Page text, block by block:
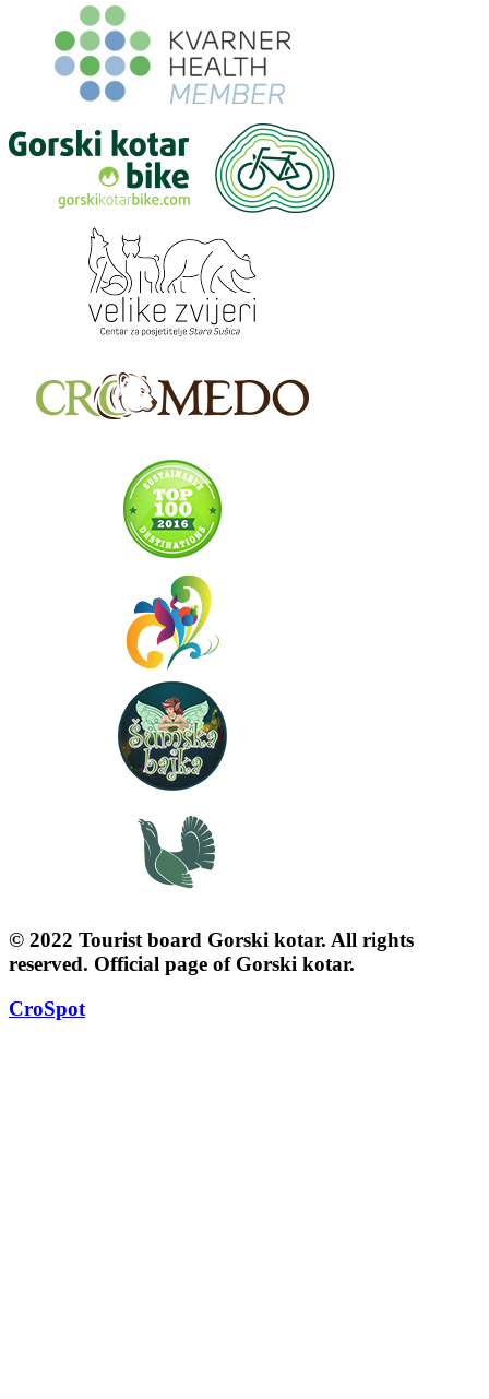
© 2022 Tourist board Gorski kotar. All rights
reserved. Official page of Gorski kotar.
CroSpot